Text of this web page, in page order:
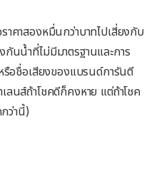
าคาสองหมื่นกว่าบาทไปเสี่ยงกับ
นน้ำที่ไม่มีมาตรฐานและการ
อชื่อเสียงของแบรนด์การันตี
ลนส์ถ้าโชคดีก็คงหาย แต่ถ้าโชค
ว่านี้)